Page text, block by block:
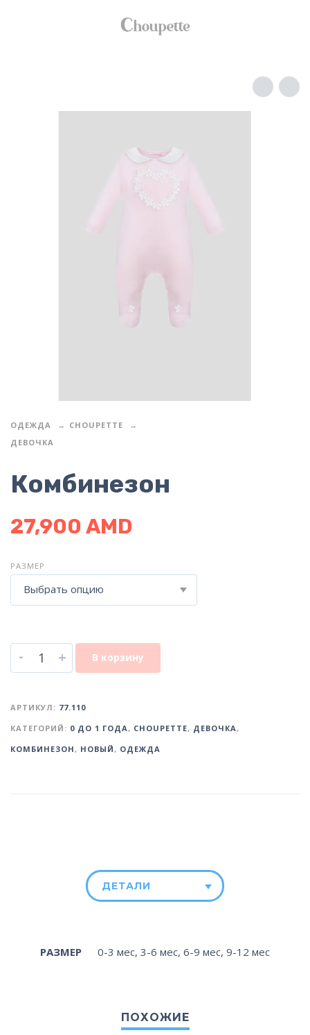
ОДЕЖДА
CHOUPETTE
ДЕВОЧКА
Комбинезон
27,900 AMD
РАЗМЕР
Выбрать опцию
- + В корзину
АРТИКУЛ: 77.110
КАТЕГОРИЙ: 0 ДО 1 ГОДА, CHOUPETTE, ДЕВОЧКА,
КОМБИНЕЗОН, НОВЫЙ, ОДЕЖДА
ДЕТАЛИ
РАЗМЕР 0-3 мес, 3-6 мес, 6-9 мес, 9-12 мес
ПОХОЖИЕ